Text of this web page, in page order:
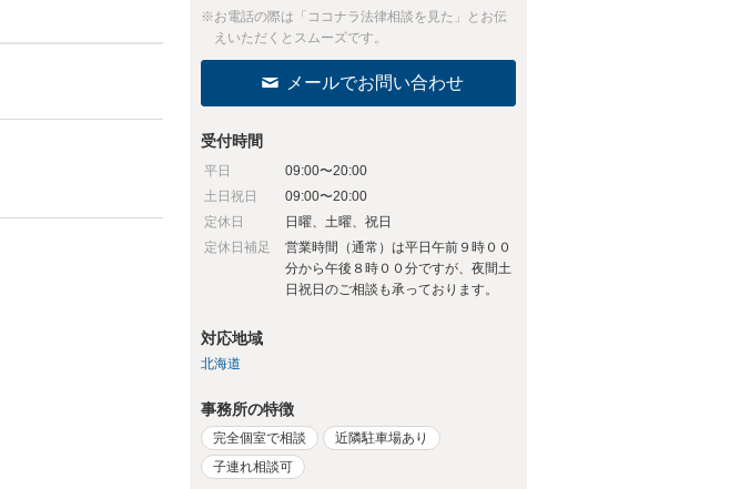
※お電話の際は「ココナラ法律相談を見た」とお伝
えいただくとスムーズです。
メールでお問い合わせ
受付時間
平日
09:00〜20:00
土日祝日
09:00〜20:00
定休日
日曜、土曜、祝日
定休日補足
営業時間（通常）は平日午前９時００
分から午後８時００分ですが、夜間土
日祝日のご相談も承っております。
対応地域
北海道
事務所の特徴
完全個室で相談
近隣駐車場あり
子連れ相談可